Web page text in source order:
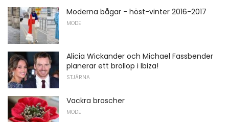
Moderna bågar - höst-vinter 2016-2017
MODE
Alicia Wickander och Michael Fassbender
planerar ett bröllop i Ibiza!
STJÄRNA
Vackra broscher
MODE